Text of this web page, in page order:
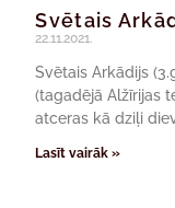
Svētais
22.11.2021.
Svētais Arkādijs
(tagadējā Alžīrijas
atceras kā dziļi
Lasīt vairāk »